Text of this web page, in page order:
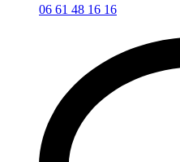
06 61 48 16 16